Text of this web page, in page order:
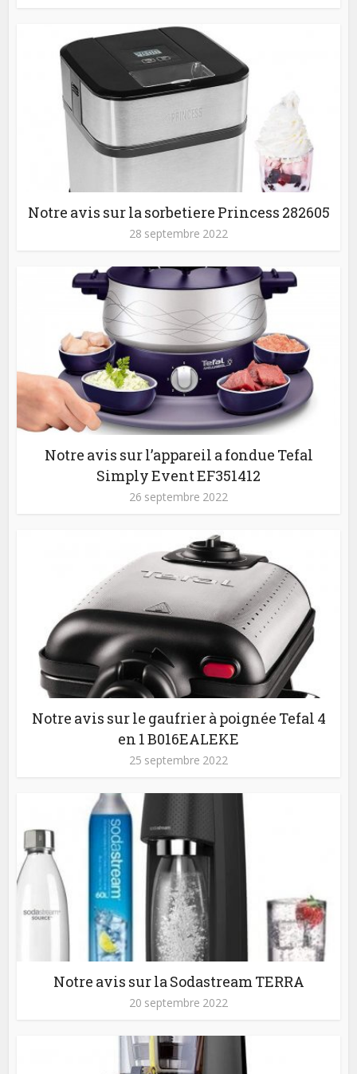
Notre avis sur la sorbetiere Princess 282605
28 septembre 2022
Notre avis sur l’appareil a fondue Tefal
Simply Event EF351412
26 septembre 2022
Notre avis sur le gaufrier à poignée Tefal 4
en 1 B016EALEKE
25 septembre 2022
Notre avis sur la Sodastream TERRA
20 septembre 2022